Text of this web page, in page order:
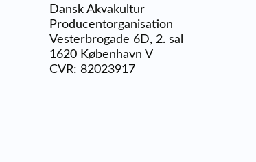
Dansk Akvakultur
Producentorganisation
Vesterbrogade 6D, 2. sal
1620 København V
CVR: 82023917